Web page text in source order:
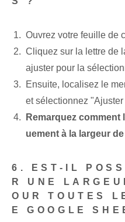
Ouvrez votre feuille de
Cliquez sur la lettre de
ajuster pour la
Ensuite, localisez le
et sélectionnez
Remarquez comment
uement à la largeur
6. EST-IL
R UNE
OUR TOUTES
E GOOGLE